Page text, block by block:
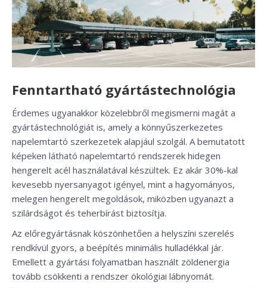
Fenntartható gyártástechnológia
Érdemes ugyanakkor közelebbről megismerni magát a
gyártástechnológiát is, amely a könnyűszerkezetes
napelemtartó szerkezetek alapjául szolgál. A bemutatott
képeken látható napelemtartó rendszerek hidegen
hengerelt acél használatával készültek. Ez akár 30%-kal
kevesebb nyersanyagot igényel, mint a hagyományos,
melegen hengerelt megoldások, miközben ugyanazt a
szilárdságot és teherbírást biztosítja.
Az előregyártásnak köszönhetően a helyszíni szerelés
rendkívül gyors, a beépítés minimális hulladékkal jár.
Emellett a gyártási folyamatban használt zöldenergia
tovább csökkenti a rendszer ökológiai lábnyomát.